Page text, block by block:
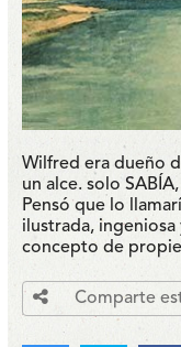
Wilfred era dueño
un alce. solo
Pensó que lo
ilustrada,
concepto de
Comparte